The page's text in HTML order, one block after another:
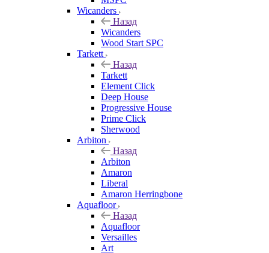
Wicanders
Назад
Wicanders
Wood Start SPC
Tarkett
Назад
Tarkett
Element Click
Deep House
Progressive House
Prime Click
Sherwood
Arbiton
Назад
Arbiton
Amaron
Liberal
Amaron Herringbone
Aquafloor
Назад
Aquafloor
Versailles
Art